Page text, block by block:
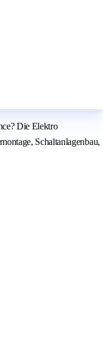
Die Elektro
Schaltanlagenbau,